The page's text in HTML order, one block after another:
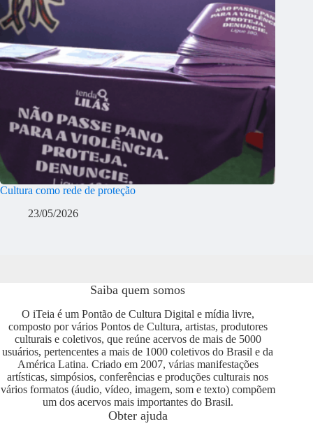
Cultura como rede de proteção
23/05/2026
Saiba quem somos
O iTeia é um Pontão de Cultura Digital e mídia livre,
composto por vários Pontos de Cultura, artistas, produtores
culturais e coletivos, que reúne acervos de mais de 5000
usuários, pertencentes a mais de 1000 coletivos do Brasil e da
América Latina. Criado em 2007, várias manifestações
artísticas, simpósios, conferências e produções culturais nos
vários formatos (áudio, vídeo, imagem, som e texto) compõem
um dos acervos mais importantes do Brasil.
Obter ajuda